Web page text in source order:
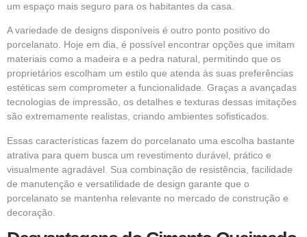
um espaço mais seguro para os habitantes da casa.
A variedade de designs disponíveis é outro ponto positivo do
porcelanato. Hoje em dia, é possível encontrar opções que imitam
materiais como a madeira e a pedra natural, permitindo que os
proprietários escolham um estilo que atenda às suas preferências
estéticas sem comprometer a funcionalidade. Graças a avançadas
tecnologias de impressão, os detalhes e texturas dessas imitações
são extremamente realistas, criando ambientes sofisticados.
Essas características fazem do porcelanato uma escolha bastante
atrativa para quem busca um revestimento durável, prático e
visualmente agradável. Sua combinação de resistência, facilidade
de manutenção e versatilidade de design garante que o
porcelanato se mantenha relevante no mercado de construção e
decoração.